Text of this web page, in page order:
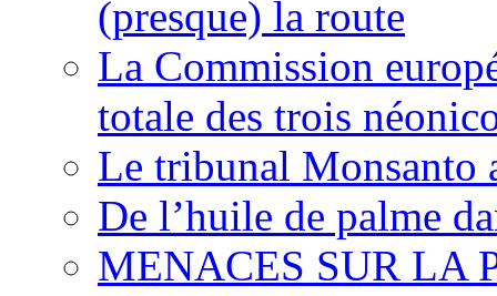
(presque) la route
La Commission
totale des trois
Le tribunal Monsanto
De l’huile de palme
MENACES SUR LA